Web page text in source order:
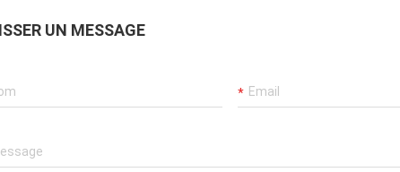
UN MESSAGE